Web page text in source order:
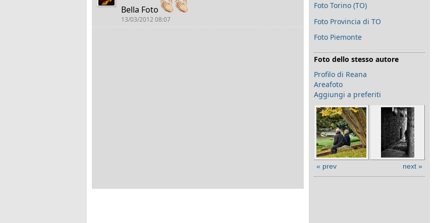
Bella Foto
13/03/2012 08:07
Foto Torino (TO)
Foto Provincia di TO
Foto Piemonte
Foto dello stesso autore
Profilo di Reana
Areafoto
Aggiungi a preferiti
« prev next »